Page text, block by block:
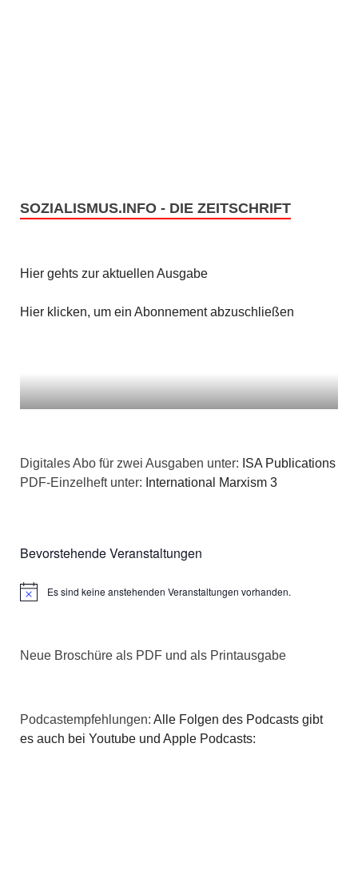
SOZIALISMUS.INFO - DIE ZEITSCHRIFT
Hier gehts zur aktuellen Ausgabe
Hier klicken, um ein Abonnement abzuschließen
Digitales Abo für zwei Ausgaben unter: ISA Publications
PDF-Einzelheft unter: International Marxism 3
Bevorstehende Veranstaltungen
HinweisEs sind keine anstehenden Veranstaltungen vorhanden.
Neue Broschüre als PDF und als Printausgabe
Podcastempfehlungen: Alle Folgen des Podcasts gibt
es auch bei Youtube und Apple Podcasts: